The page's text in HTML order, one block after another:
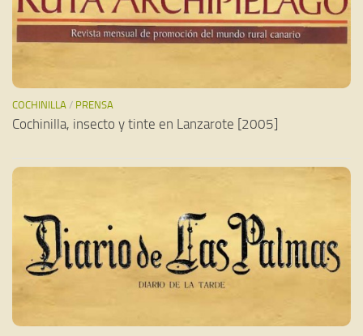
COCHINILLA / PRENSA
Cochinilla, insecto y tinte en Lanzarote [2005]